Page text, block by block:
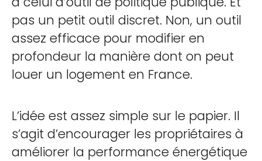
pas un petit outil discret. Non, un outil
assez efficace pour modifier en
profondeur la manière dont on peut
louer un logement en France.
L’idée est assez simple sur le papier. Il
s’agit d’encourager les propriétaires à
améliorer la performance énergétique